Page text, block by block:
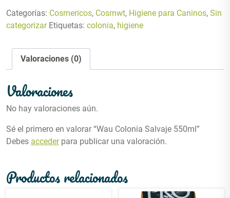
Categorías: Cosmericos, Cosmwt, Higiene para Caninos, Sin
categorizar Etiquetas: colonia, higiene
Valoraciones (0)
Valoraciones
No hay valoraciones aún.
Sé el primero en valorar “Wau Colonia Salvaje 550ml”
Debes accederpara publicar una valoración.
Productos relacionados